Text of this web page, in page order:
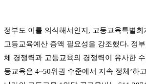
정부도 이를 의식해서인지 , 고등교육특별
고등교육예산 증액 필요성을 강조했다. 정
체 경쟁력과 고등교육의 경쟁력이 유사한
등교육은 4~50위권 수준에서 지속 정체 ’하